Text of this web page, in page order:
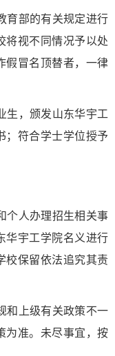
育部的有关规定进行
将视不同情况予以处
假冒名顶替者，一律
生，颁发山东华宇工
；符合学士学位授予
个人办理招生相关事
华宇工学院名义进行
校保留依法追究其责
和上级有关政策不一
为准。未尽事宜，按